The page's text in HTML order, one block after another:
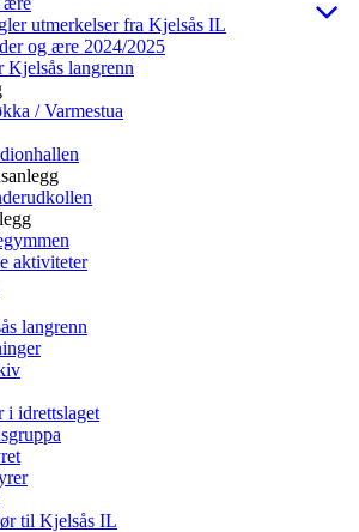
utmerkelser fra Kjelsås IL
og ære 2024/2025
Kjelsås langrenn
/ Varmestua
aktiviteter
langrenn
i idrettslaget
til Kjelsås IL